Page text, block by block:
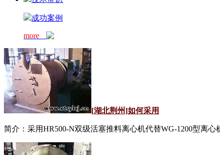
成功案例
more
[湖北荆州]如何采用
简介：采用HR500-N双级活塞推料离心机代替WG-1200型离心